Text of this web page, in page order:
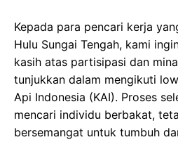
Kepada para pencari kerja
Hulu Sungai Tengah, kami
kasih atas partisipasi dan
tunjukkan dalam mengikuti
Api Indonesia (KAI). Proses
mencari individu berbakat,
bersemangat untuk tumbuh